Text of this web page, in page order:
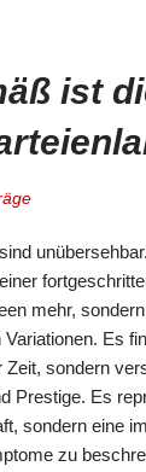
ist
mehr,
Es
Zeit, sondern
Prestige. Es
sondern eine
zu